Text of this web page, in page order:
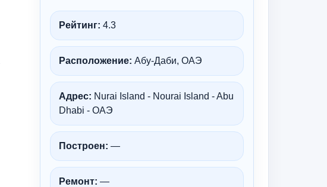
Рейтинг: 4.3
Расположение: Абу-Даби, ОАЭ
Адрес: Nurai Island - Nourai Island - Abu
Dhabi - ОАЭ
Построен: —
Ремонт: —